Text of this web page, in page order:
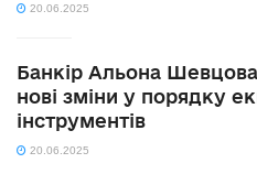
20.06.2025
Банкір Альона
нові зміни у порядку
інструментів
20.06.2025